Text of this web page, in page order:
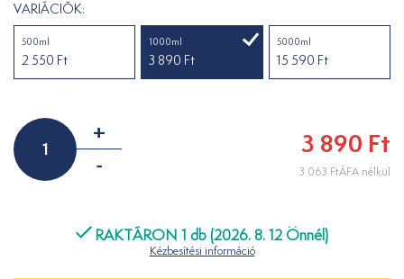
VARIÁCIÓK:
500ml
2 550 Ft
1000ml
3 890 Ft
5000ml
15 590 Ft
+
-
3 890 Ft
3 063 FtÁFA nélkül
RAKTÁRON 1 db (2026. 8. 12 Önnél)
Kézbesítési információ